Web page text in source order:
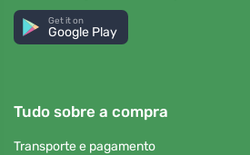
Get it on
Google Play
Tudo sobre a compra
Transporte e pagamento